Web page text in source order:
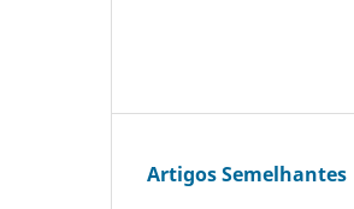
Artigos Semelhantes